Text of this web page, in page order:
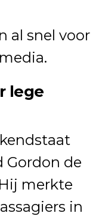
al snel voor
lege
Gordon de
merkte
in